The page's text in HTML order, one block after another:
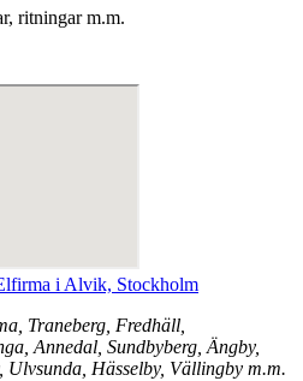
ritningar m.m.
i Alvik, Stockholm
Traneberg, Fredhäll,
Annedal, Sundbyberg, Ängby,
Ulvsunda, Hässelby, Vällingby m.m.